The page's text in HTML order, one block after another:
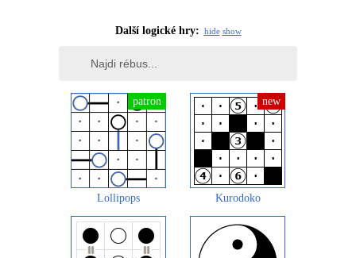
Další logické hry: hide show
Lollipops Kurodoko